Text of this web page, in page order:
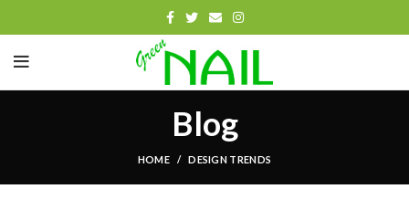
Blog
HOME DESIGN TRENDS